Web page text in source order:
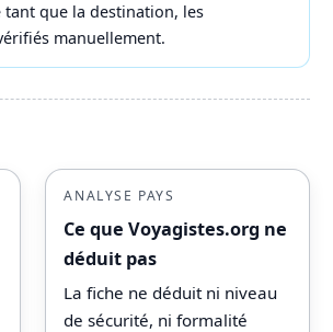
tant que la destination, les
manuellement.
ANALYSE PAYS
Ce que Voyagistes.org ne
déduit pas
La fiche ne déduit ni niveau
de sécurité, ni formalité